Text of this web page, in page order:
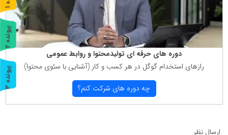
دوره های حرفه ای تولیدمحتوا و روابط عمومی
رازهای استخدام گوگل در هر كسب و كار (آشنایی با سئوی محتوا)
چه دوره های شركت كنم؟
ارسال نظر
ر
و
ن
د
ه
پ
ر
و
ن
د
ه
2
پ
ر
و
ن
د
ه
3